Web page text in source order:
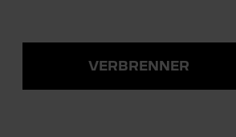
VERBRENNER